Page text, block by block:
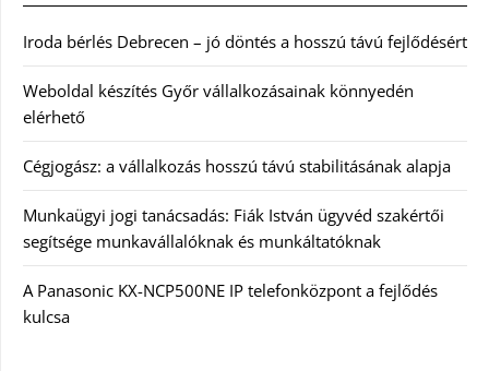
Iroda bérlés Debrecen – jó döntés a hosszú távú fejlődésért
Weboldal készítés Győr vállalkozásainak könnyedén
elérhető
Cégjogász: a vállalkozás hosszú távú stabilitásának alapja
Munkaügyi jogi tanácsadás: Fiák István ügyvéd szakértői
segítsége munkavállalóknak és munkáltatóknak
A Panasonic KX-NCP500NE IP telefonközpont a fejlődés
kulcsa